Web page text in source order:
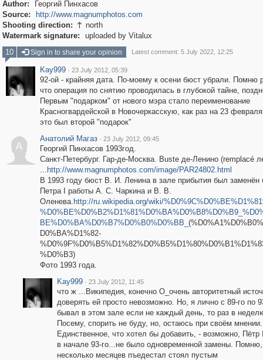
Author:
Георгий Пинхасов
Source:
http://www.magnumphotos.com
Shooting direction:  north
Watermark signature:
uploaded by Vitalux
10
Sign in to share your opinion Latest comment: 5 July 2022, 12:25
Kay999 · 23 July 2012, 05:39
92-ой - крайняя дата. По-моему к осени бюст убрали. Помню
что операция по снятию проводилась в глубокой тайне,
Первым "подарком" от нового мэра стало переименование
Красногвардейской в Новочеркасскую, как раз на 23
это был второй "подарок"
А
Анатолий Магаз · 23 July 2012, 09:45
Георгий Пинхасов 1993год.
Санкт-Петербург. Гар-де-Москва. Buste де-Ленино (remplacé
... http://www.magnumphotos.com/image/PAR24802.html
В 1993 году бюст В. И. Ленина в зале прибытия был заменён
Петра I работы А. С. Чаркина и В. В.
Оленева. http://ru.wikipedia.org/wiki/
BE%D0%BA%D0%B7%D0%B0%D0%BB_
D0%BA%D1%82-
%D0%B3)
Фото 1993 года.
Kay999 · 23 July 2012, 11:45
что ж ...Википедия, конечно О_очень авторитетный
доверять ей просто невозможно. Но, я лично с 89-го по
бывал в этом зале если не каждый день, то раз в
Посему, спорить не буду, но, остаюсь при своём мнении.
Единственное, что хотел бы добавить, - возможно, Пётр
в начале 93-го...не было одновременной замены. Помню,
несколько месяцев пъедестал стоял пустым